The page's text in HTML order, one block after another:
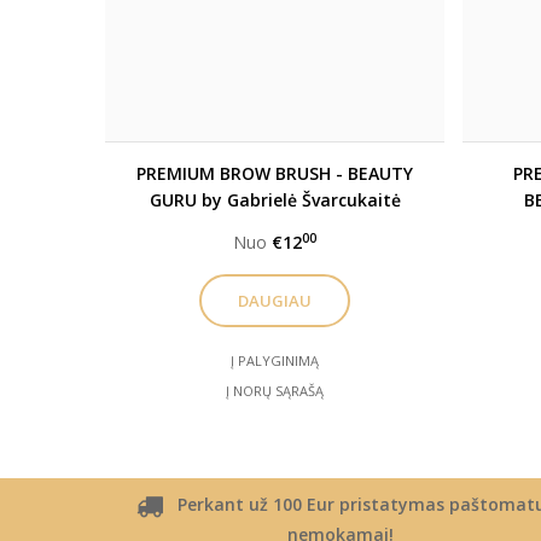
PREMIUM BROW BRUSH - BEAUTY
GURU by Gabrielė Švarcukaitė
Nuo €1200
DAUGIAU
Į PALYGINIMĄ
Į NORŲ SĄRAŠĄ
Perkant už 100 Eur pristatymas
nemokamai!